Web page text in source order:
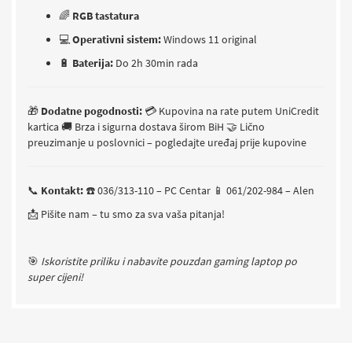
🌈 RGB tastatura
💻Operativni sistem:Windows 11 original
🔋 Baterija: Do 2h 30min rada
🎁 Dodatne pogodnosti: 💳 Kupovina na rate putem UniCredit
kartica 🚚 Brza i sigurna dostava širom BiH 🤝 Lično
preuzimanje u poslovnici – pogledajte uređaj prije kupovine
📞 Kontakt: ☎️ 036/313-110 – PC Centar 📱 061/202-984 – Alen
📩 Pišite nam – tu smo za sva vaša pitanja!
🎯 Iskoristite priliku i nabavite pouzdan gaming laptop po
super cijeni!